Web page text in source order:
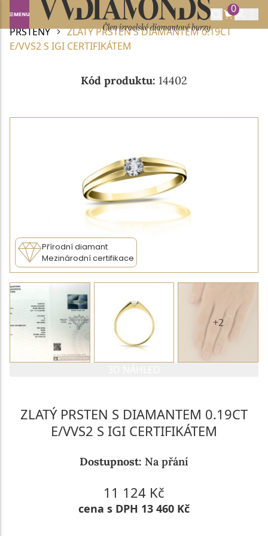
0
Domů DIAMANTOVÉ ŠPERKY
DIAMANTOVÉ
PRSTENY
ZLATÝ PRSTEN S DIAMANTEM 0.19CT
E/VVS2 S IGI CERTIFIKÁTEM
Kód produktu: 14402
Přírodní diamant
Mezinárodní certifikace
+2
ZLATÝ PRSTEN S DIAMANTEM 0.19CT
E/VVS2 S IGI CERTIFIKÁTEM
Dostupnost: Na přání
11 124 Kč
cena s DPH 13 460 Kč